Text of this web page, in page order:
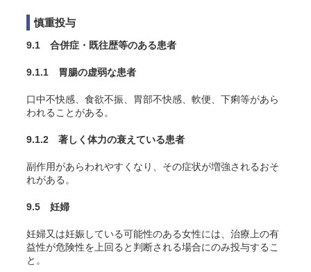
慎重投与
9.1 合併症・既往歴等のある患者
9.1.1 胃腸の虚弱な患者
口中不快感、食欲不振、胃部不快感、軟便、下痢等があら
われることがある。
9.1.2 著しく体力の衰えている患者
副作用があらわれやすくなり、その症状が増強されるおそ
れがある。
9.5 妊婦
妊婦又は妊娠している可能性のある女性には、治療上の有
益性が危険性を上回ると判断される場合にのみ投与するこ
と。